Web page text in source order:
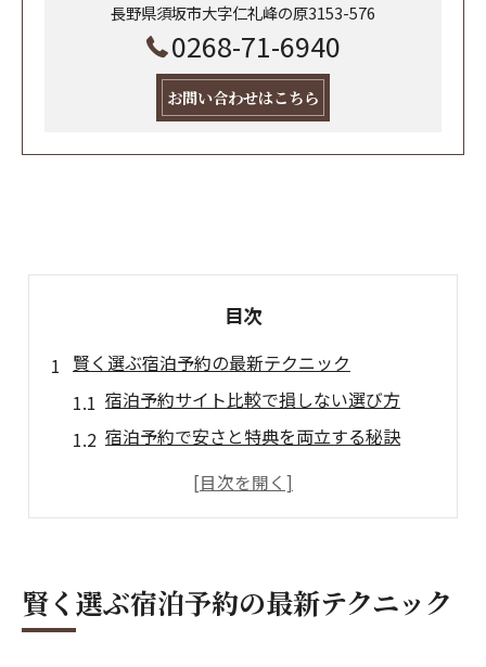
長野県須坂市大字仁礼峰の原3153-576
0268-71-6940
お問い合わせはこちら
目次
賢く選ぶ宿泊予約の最新テクニック
宿泊予約サイト比較で損しない選び方
宿泊予約で安さと特典を両立する秘訣
失敗しない宿泊予約のタイミング活用法
宿泊予約サイトを比較して最安値へ
宿泊予約サイト比較で最安値を見抜くコツ
賢く選ぶ宿泊予約の最新テクニック